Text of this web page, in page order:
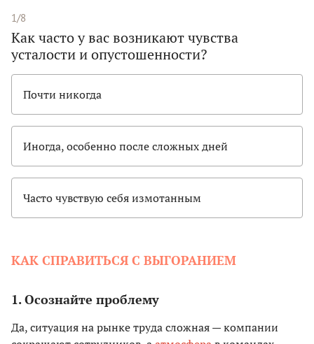
1/8
Как часто у вас возникают чувства
усталости и опустошенности?
Почти никогда
Иногда, особенно после сложных дней
Часто чувствую себя измотанным
КАК СПРАВИТЬСЯ С ВЫГОРАНИЕМ
1. Осознайте проблему
Да, ситуация на рынке труда сложная — компании